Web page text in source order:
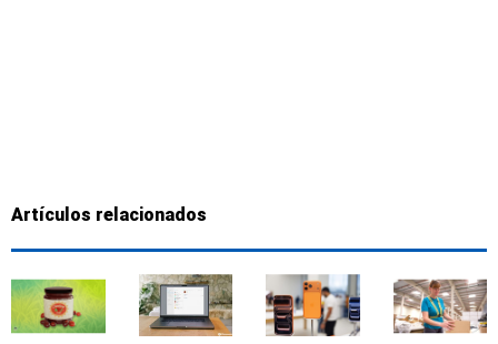
Artículos relacionados